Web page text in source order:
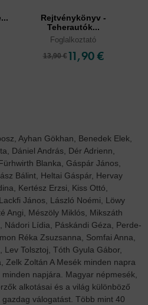
Rejtvénykönyv -
Teherautók...
Foglalkoztató
13,90 € 11,90 €
Ayhan Gökhan, Benedek Elek,
Dániel András, Dér Adrienn,
Blanka, Gáspár János,
Bálint, Heltai Gáspár, Hervay
Kertész Erzsi, Kiss Ottó,
János, László Noémi, Löwy
Angi, Mészöly Miklós, Mikszáth
Nádori Lídia, Páskándi Géza, Perde-
Réka Zsuzsanna, Somfai Anna,
Lev Tolsztoj, Tóth Gyula Gábor,
Zelk Zoltán A Mesék minden napra
napjára. Magyar népmesék,
alkotásai és a világ különböző
válogatást. Több mint 40